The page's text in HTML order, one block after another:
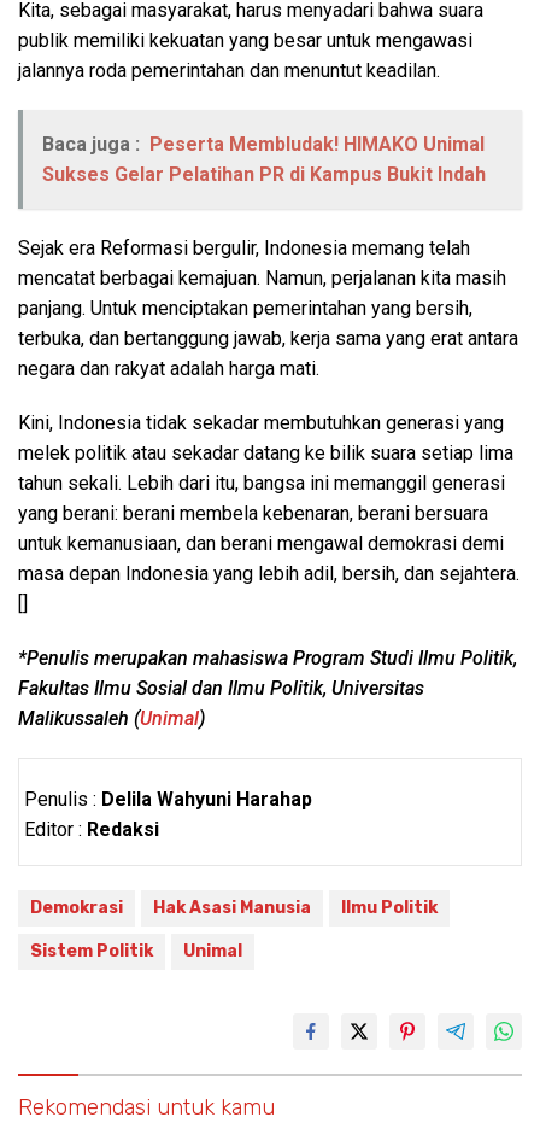
Kita, sebagai masyarakat, harus menyadari bahwa suara
publik memiliki kekuatan yang besar untuk mengawasi
jalannya roda pemerintahan dan menuntut keadilan.
Baca juga :
Peserta Membludak! HIMAKO Unimal
Sukses Gelar Pelatihan PR di Kampus Bukit Indah
Sejak era Reformasi bergulir, Indonesia memang telah
mencatat berbagai kemajuan. Namun, perjalanan kita masih
panjang. Untuk menciptakan pemerintahan yang bersih,
terbuka, dan bertanggung jawab, kerja sama yang erat antara
negara dan rakyat adalah harga mati.
Kini, Indonesia tidak sekadar membutuhkan generasi yang
melek politik atau sekadar datang ke bilik suara setiap lima
tahun sekali. Lebih dari itu, bangsa ini memanggil generasi
yang berani: berani membela kebenaran, berani bersuara
untuk kemanusiaan, dan berani mengawal demokrasi demi
masa depan Indonesia yang lebih adil, bersih, dan sejahtera.
*Penulis merupakan mahasiswa Program Studi Ilmu Politik,
Fakultas Ilmu Sosial dan Ilmu Politik, Universitas
Malikussaleh (Unimal)
Penulis : Delila Wahyuni Harahap
Editor : Redaksi
Demokrasi Hak Asasi Manusia Ilmu Politik
Sistem Politik Unimal
Rekomendasi untuk kamu